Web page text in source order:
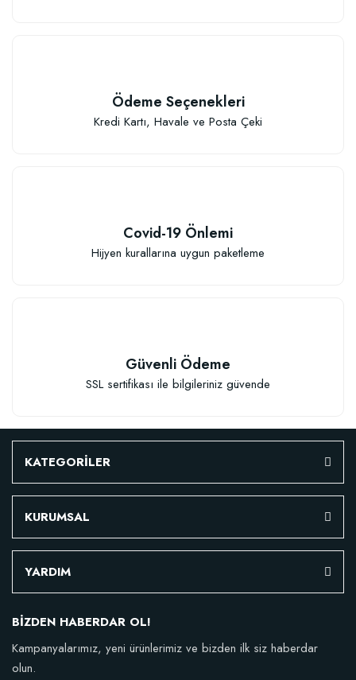
Ödeme Seçenekleri
Kredi Kartı, Havale ve Posta Çeki
Covid-19 Önlemi
Hijyen kurallarına uygun paketleme
Güvenli Ödeme
SSL sertifikası ile bilgileriniz güvende
KATEGORİLER
KURUMSAL
YARDIM
BİZDEN HABERDAR OL!
Kampanyalarımız, yeni ürünlerimiz ve bizden ilk siz haberdar
olun.